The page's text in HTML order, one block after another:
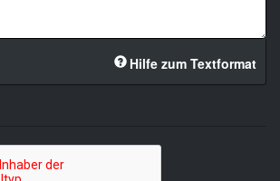
Hilfe zum Textformat